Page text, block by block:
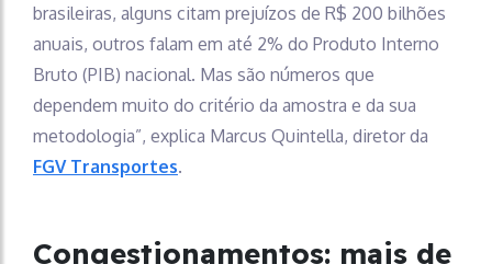
brasileiras, alguns citam prejuízos de R$ 200 bilhões
anuais, outros falam em até 2% do Produto Interno
Bruto (PIB) nacional. Mas são números que
dependem muito do critério da amostra e da sua
metodologia”, explica Marcus Quintella, diretor da
FGV Transportes.
Congestionamentos: mais de